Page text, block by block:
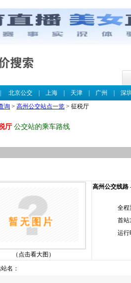
北京公交| 上海| 天津| 广州
深
询 > 高州公交站点一览 > 征税厅
厅 公交站的乘车路线
（点击看大图）
高州公交线路
全程
首站
运行
名：